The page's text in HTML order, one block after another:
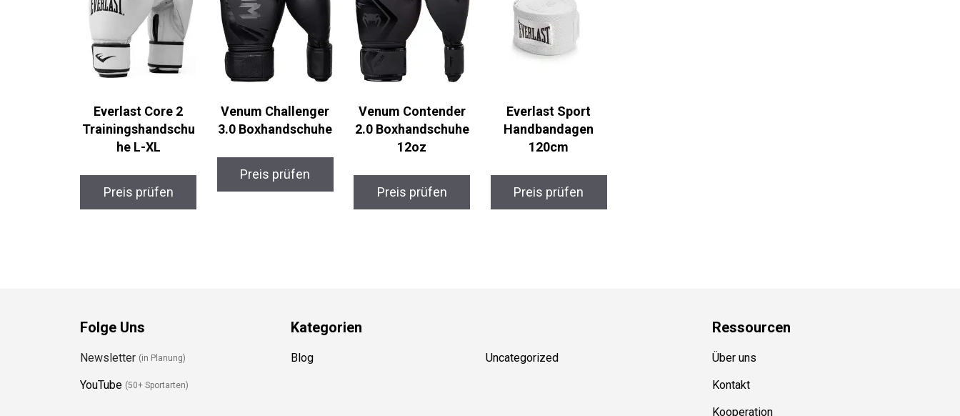
Everlast Core 2
Trainingshandschu
he L-XL
Preis prüfen
Venum Challenger
3.0 Boxhandschuhe
Preis prüfen
Venum Contender
2.0 Boxhandschuhe
12oz
Preis prüfen
Everlast Sport
Handbandagen
120cm
Preis prüfen
Folge Uns
Newsletter(in Planung)
YouTube (50+ Sportarten)
Kategorien
Blog Uncategorized
Ressourcen
Über uns
Kontakt
Kooperation